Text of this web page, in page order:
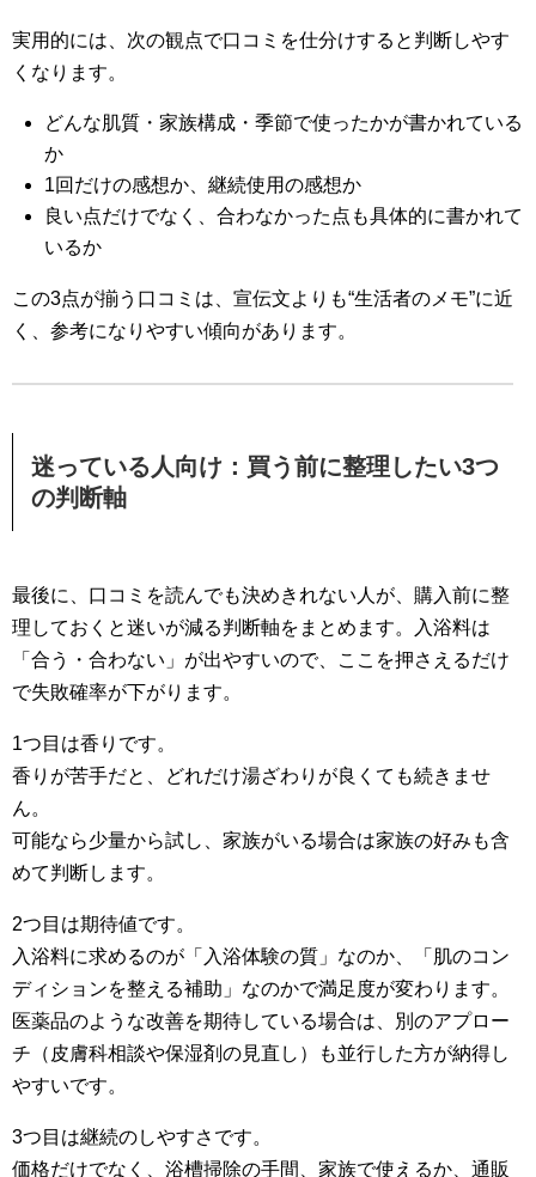
実用的には、次の観点で口コミを仕分けすると判断しやす
くなります。
どんな肌質・家族構成・季節で使ったかが書かれている
か
1回だけの感想か、継続使用の感想か
良い点だけでなく、合わなかった点も具体的に書かれて
いるか
この3点が揃う口コミは、宣伝文よりも“生活者のメモ”に近
く、参考になりやすい傾向があります。
迷っている人向け：買う前に整理したい3つ
の判断軸
最後に、口コミを読んでも決めきれない人が、購入前に整
理しておくと迷いが減る判断軸をまとめます。入浴料は
「合う・合わない」が出やすいので、ここを押さえるだけ
で失敗確率が下がります。
1つ目は香りです。
香りが苦手だと、どれだけ湯ざわりが良くても続きませ
ん。
可能なら少量から試し、家族がいる場合は家族の好みも含
めて判断します。
2つ目は期待値です。
入浴料に求めるのが「入浴体験の質」なのか、「肌のコン
ディションを整える補助」なのかで満足度が変わります。
医薬品のような改善を期待している場合は、別のアプロー
チ（皮膚科相談や保湿剤の見直し）も並行した方が納得し
やすいです。
3つ目は継続のしやすさです。
価格だけでなく、浴槽掃除の手間、家族で使えるか、通販